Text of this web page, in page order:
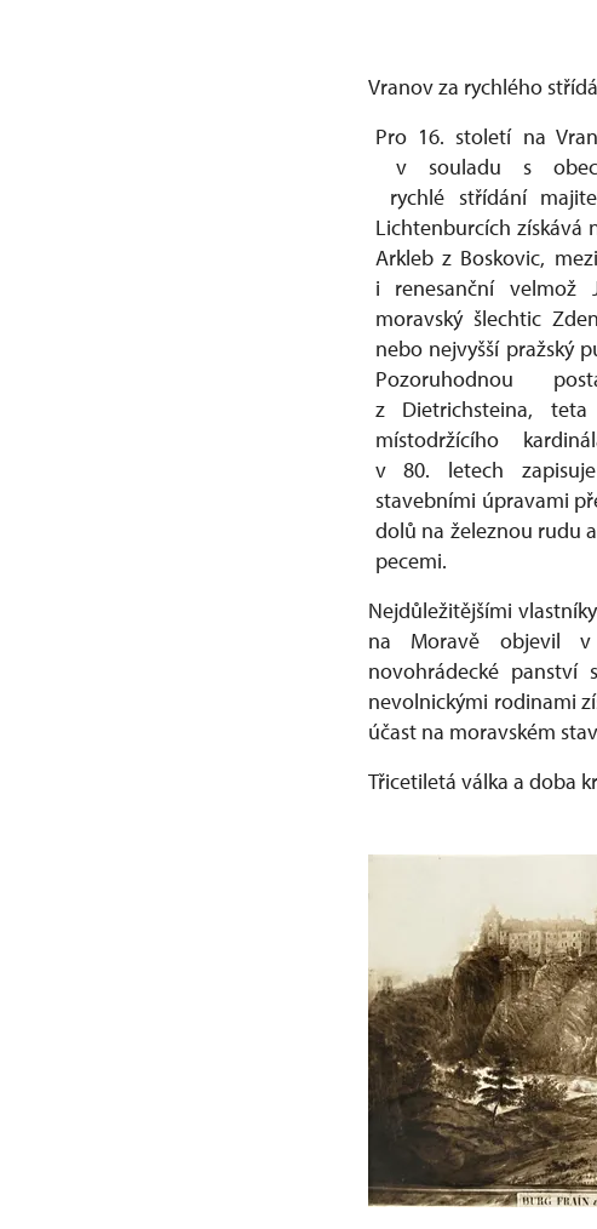
Vranov za rychlého
Pro 16. století na
v souladu s
rychlé střídání
Lichtenburcích získává
Arkleb z Boskovic,
i renesanční velmož
moravský šlechtic
nebo nejvyšší pražský
Pozoruhodnou
z Dietrichsteina, teta
místodržícího
v 80. letech
stavebními úpravami
dolů na železnou rudu
pecemi.
Nejdůležitějšími
na Moravě objevil v
novohrádecké
nevolnickými rodinami
účast na moravském
Třicetiletá válka a doba